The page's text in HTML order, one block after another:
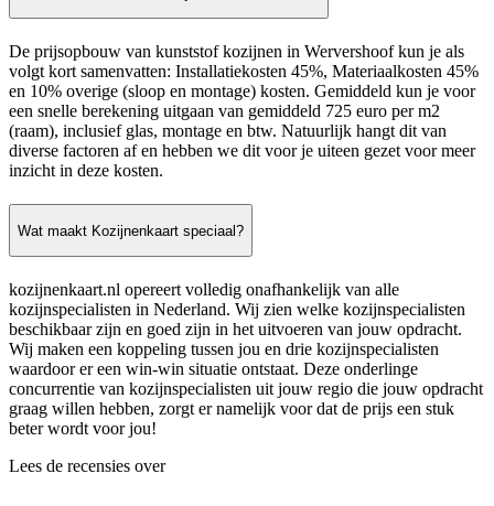
De prijsopbouw van kunststof kozijnen in Wervershoof kun je als
volgt kort samenvatten: Installatiekosten 45%, Materiaalkosten 45%
en 10% overige (sloop en montage) kosten. Gemiddeld kun je voor
een snelle berekening uitgaan van gemiddeld 725 euro per m2
(raam), inclusief glas, montage en btw. Natuurlijk hangt dit van
diverse factoren af en hebben we dit voor je uiteen gezet voor meer
inzicht in deze kosten.
Wat maakt Kozijnenkaart speciaal?
kozijnenkaart.nl opereert volledig onafhankelijk van alle
kozijnspecialisten in Nederland. Wij zien welke kozijnspecialisten
beschikbaar zijn en goed zijn in het uitvoeren van jouw opdracht.
Wij maken een koppeling tussen jou en drie kozijnspecialisten
waardoor er een win-win situatie ontstaat. Deze onderlinge
concurrentie van kozijnspecialisten uit jouw regio die jouw opdracht
graag willen hebben, zorgt er namelijk voor dat de prijs een stuk
beter wordt voor jou!
Lees de recensies over